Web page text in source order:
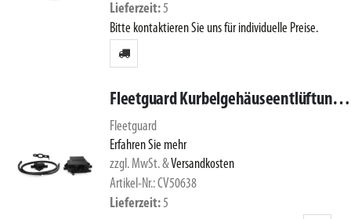
Lieferzeit 5
Bitte kontaktieren Sie uns für individuelle Preise.
Fleetguard Kurbelgehäuseentlüftung CV50638
Fleetguard
Erfahren Sie mehr
zzgl. MwSt.&Versandkosten
Artikel-Nr.: CV50638
Lieferzeit 5